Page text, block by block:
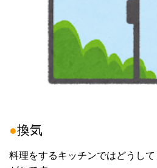
●換気
料理をするキッチンではどうし